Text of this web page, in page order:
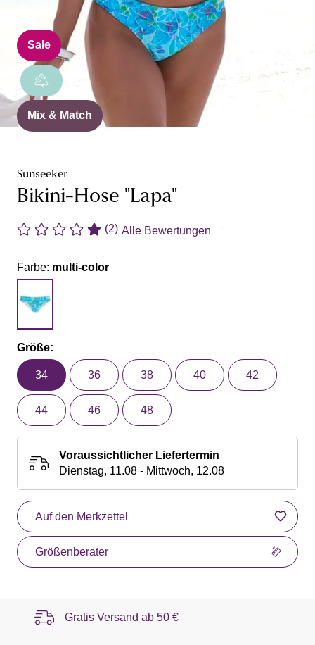
Sale
Mix & Match
Sunseeker
Bikini-Hose "Lapa"
(2) Alle Bewertungen
Farbe: multi-color
Größe:
34 36 38 40 42
44 46 48
Voraussichtlicher Liefertermin
Dienstag, 11.08 - Mittwoch, 12.08
Auf den Merkzettel
Größenberater
Gratis Versand ab 50 €